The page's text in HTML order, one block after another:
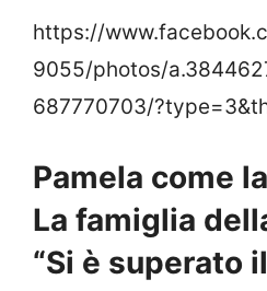
https://
9055/photos/
687770703/
Pamela come
La famiglia
“Si è superato